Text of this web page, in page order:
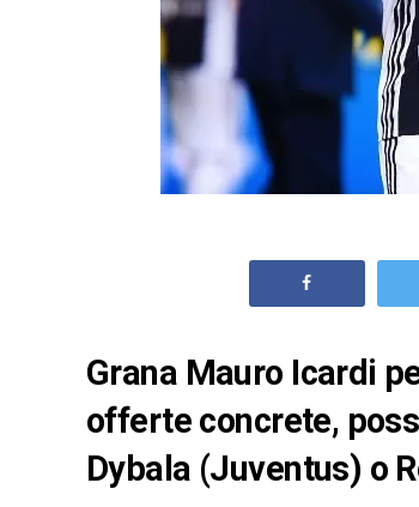
Grana Mauro Icardi
offerte concrete,
Dybala (Juventus) o